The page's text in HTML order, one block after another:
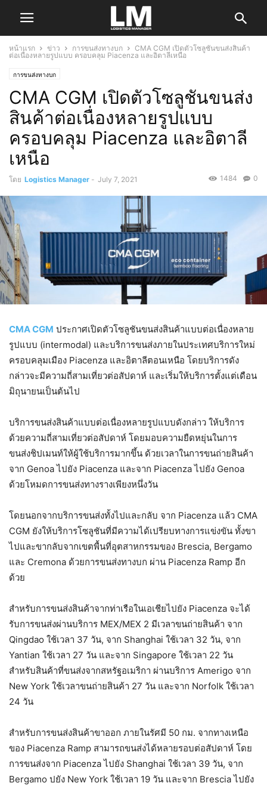
หน้าแรก ข่าว การขนส่งทางบก
CMA CGM เปิดตัวโซลูชันขนส่งสินค้า
ต่อเนื่องหลายรูปแบบ ครอบคลุม Piacenza และอิตาลีเหนือ
การขนส่งทางบก
CMA CGM เปิดตัวโซลูชันขนส่ง
สินค้าต่อเนื่องหลายรูปแบบ
ครอบคลุม Piacenza และอิตาลี
เหนือ
โดย Logistics Manager - July 7, 2021 0
1484
CMA CGM ประกาศเปิดตัวโซลูชันขนส่งสินค้าแบบต่อเนื่องหลาย
รูปแบบ (intermodal) และบริการขนส่งภายในประเทศบริการใหม่
ครอบคลุมเมือง Piacenza และอิตาลีตอนเหนือ โดยบริการดัง
กล่าวจะมีความถี่สามเที่ยวต่อสัปดาห์ และเริ่มให้บริการตั้งแต่เดือน
มิถุนายนเป็นต้นไป
บริการขนส่งสินค้าแบบต่อเนื่องหลายรูปแบบดังกล่าว ให้บริการ
ด้วยความถี่สามเที่ยวต่อสัปดาห์ โดยมอบความยืดหยุ่นในการ
ขนส่งชิปเมนท์ให้ผู้ใช้บริการมากขึ้น ด้วยเวลาในการขนถ่ายสินค้า
จาก Genoa ไปยัง Piacenza และจาก Piacenza ไปยัง Genoa
ด้วยโหมดการขนส่งทางรางเพียงหนึ่งวัน
โดยนอกจากบริการขนส่งทั้งไปและกลับ จาก Piacenza แล้ว CMA
CGM ยังให้บริการโซลูชันที่มีความได้เปรียบทางการแข่งขัน ทั้งขา
ไปและขากลับจากเขตพื้นที่อุตสาหกรรมของ Brescia, Bergamo
และ Cremona ด้วยการขนส่งทางบก ผ่าน Piacenza Ramp อีก
ด้วย
สำหรับการขนส่งสินค้าจากท่าเรือในเอเชียไปยัง Piacenza จะได้
รับการขนส่งผ่านบริการ MEX/MEX 2 มีเวลาขนถ่ายสินค้า จาก
Qingdao ใช้เวลา 37 วัน, จาก Shanghai ใช้เวลา 32 วัน, จาก
Yantian ใช้เวลา 27 วัน และจาก Singapore ใช้เวลา 22 วัน
สำหรับสินค้าที่ขนส่งจากสหรัฐอเมริกา ผ่านบริการ Amerigo จาก
New York ใช้เวลาขนถ่ายสินค้า 27 วัน และจาก Norfolk ใช้เวลา
24 วัน
สำหรับการขนส่งสินค้าขาออก ภายในรัศมี 50 กม. จากทางเหนือ
ของ Piacenza Ramp สามารถขนส่งได้หลายรอบต่อสัปดาห์ โดย
การขนส่งจาก Piacenza ไปยัง Shanghai ใช้เวลา 39 วัน, จาก
Bergamo ปยัง New York ใช้เวลา 19 วัน และจาก Brescia ไปยัง